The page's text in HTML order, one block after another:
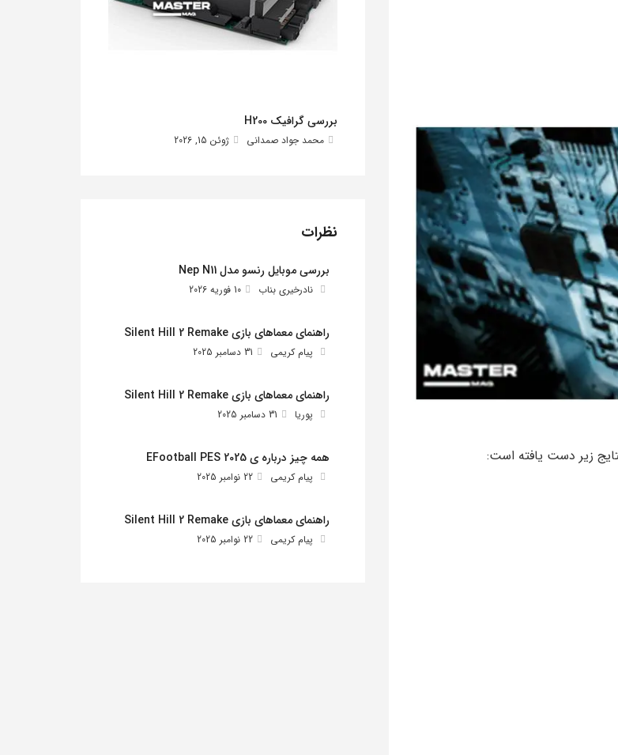
بررسی گرافیک H200
محمد جواد صمدانی ژوئن 15, 2026
نظرات
بررسی موبایل رنسو مدل Nep N11
نادرخیری بناب 10 فوریه 2026
راهنمای معماهای بازی Silent Hill 2 Remake
پیام کریمی 31 دسامبر 2025
راهنمای معماهای بازی Silent Hill 2 Remake
پوریا 31 دسامبر 2025
همه چیز درباره ی EFootball PES 2025
پیام کریمی 22 نوامبر 2025
راهنمای معماهای بازی Silent Hill 2 Remake
پیام کریمی 22 نوامبر 2025